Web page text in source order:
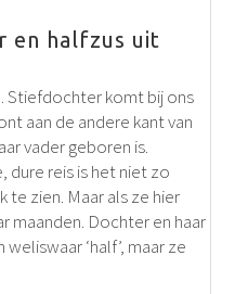
en halfzus uit
Stiefdochter komt bij ons
aan de andere kant van
vader geboren is.
dure reis is het niet zo
te zien. Maar als ze hier
maanden. Dochter en haar
‘half’, maar ze